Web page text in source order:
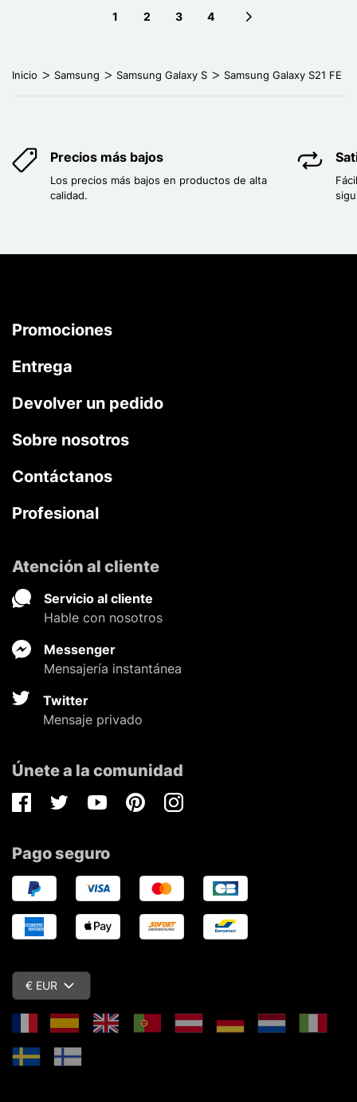
1 2 3 4
Inicio Samsung Samsung Galaxy S Samsung Galaxy S21 FE
Precios más bajos
Los precios más bajos en productos de alta
calidad.
Promociones
Entrega
Devolver un pedido
Sobre nosotros
Contáctanos
Profesional
Atención al cliente
Servicio al cliente
Hable con nosotros
Messenger
Mensajería instantánea
Twitter
Mensaje privado
Únete a la comunidad
FacebookTwitterYoutubePinterestInstagram
Pago seguro
€ EUR